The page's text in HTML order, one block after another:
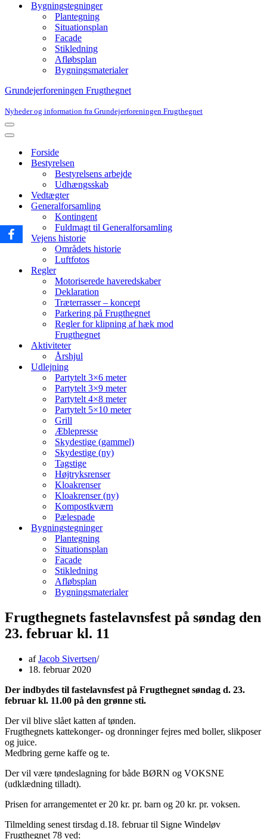
Bygningstegninger
Plantegning
Situationsplan
Facade
Stikledning
Afløbsplan
Bygningsmaterialer
Grundejerforeningen Frugthegnet
Nyheder og information fra Grundejerforeningen Frugthegnet
Navigation
menu
Navigation
Forside
Bestyrelsen
Bestyrelsens arbejde
Udhængsskab
Vedtægter
Generalforsamling
Kontingent
Fuldmagt til Generalforsamling
Vejens historie
Områdets historie
Luftfotos
Regler
Motoriserede haveredskaber
Deklaration
Træterrasser – koncept
Parkering på Frugthegnet
Regler for klipning af hæk mod
Frugthegnet
Aktiviteter
Årshjul
Udlejning
Partytelt 3×6 meter
Partytelt 3×9 meter
Partytelt 4×8 meter
Partytelt 5×10 meter
Grill
Æblepresse
Skydestige (gammel)
Skydestige (ny)
Tagstige
Højtryksrenser
Kloakrenser
Kloakrenser (ny)
Kompostkværn
Pælespade
Bygningstegninger
Plantegning
Situationsplan
Facade
Stikledning
Afløbsplan
Bygningsmaterialer
Frugthegnets fastelavnsfest på søndag den
23. februar kl. 11
afJacob Sivertsen
18. februar 2020
Der indbydes til fastelavnsfest på Frugthegnet søndag d. 23.
februar kl. 11.00 på den grønne sti.
Der vil blive slået katten af tønden.
Frugthegnets kattekonger- og dronninger fejres med boller, slikposer
og juice.
Medbring gerne kaffe og te.
Der vil være tøndeslagning for både BØRN og VOKSNE
(udklædning tilladt).
Prisen for arrangementet er 20 kr. pr. barn og 20 kr. pr. voksen.
Tilmelding senest tirsdag d.18. februar til Signe Windeløv
Frugthegnet 78 ved: